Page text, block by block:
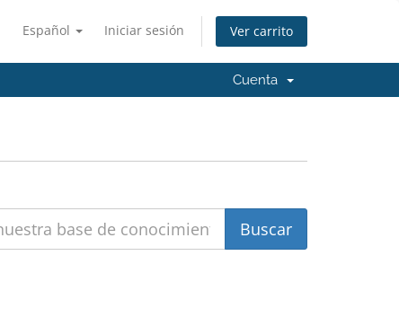
Español Iniciar sesión Ver carrito
Cuenta